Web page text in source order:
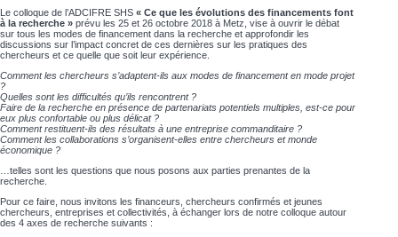
Le colloque de l’ADCIFRE SHS « Ce que les évolutions des financements font
à la recherche » prévu les 25 et 26 octobre 2018 à Metz, vise à ouvrir le débat
sur tous les modes de financement dans la recherche et approfondir les
discussions sur l’impact concret de ces dernières sur les pratiques des
chercheurs et ce quelle que soit leur expérience.
Comment les chercheurs s’adaptent-ils aux modes de financement en mode projet
?
Quelles sont les difficultés qu’ils rencontrent ?
Faire de la recherche en présence de partenariats potentiels multiples, est-ce pour
eux plus confortable ou plus délicat ?
Comment restituent-ils des résultats à une entreprise commanditaire ?
Comment les collaborations s’organisent-elles entre chercheurs et monde
économique ?
…telles sont les questions que nous posons aux parties prenantes de la
recherche.
Pour ce faire, nous invitons les financeurs, chercheurs confirmés et jeunes
chercheurs, entreprises et collectivités, à échanger lors de notre colloque autour
des 4 axes de recherche suivants :